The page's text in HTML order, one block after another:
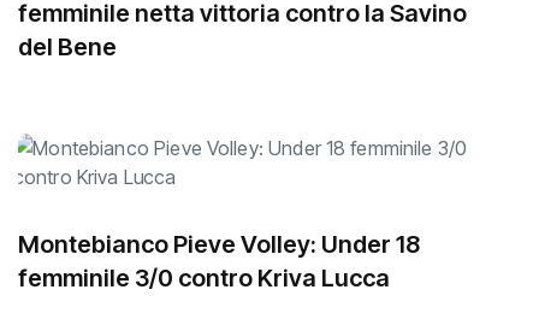
Montebianco Pieve Volley: Serie C
femminile netta vittoria contro la Savino
Montebianco Pieve Volley: Under 18